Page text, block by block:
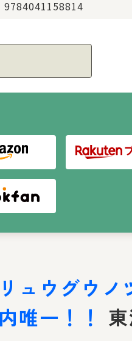
9784041158814
ュウグウ
唯一！！